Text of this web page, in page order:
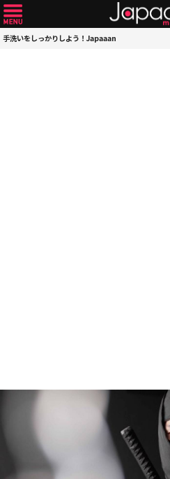
手洗いをしっかりしよう！Japaaan